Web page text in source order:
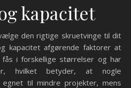
kapacitet
den rigtige skruetvinge til dit
kapacitet afgørende faktorer at
fås i forskellige størrelser og har
hvilket betyder, at nogle
til mindre projekter, mens